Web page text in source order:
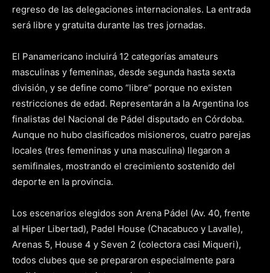
regreso de las delegaciones internacionales. La entrada
será libre y gratuita durante las tres jornadas.
El Panamericano incluirá 12 categorías amateurs
masculinas y femeninas, desde segunda hasta sexta
división, y se define como “libre” porque no existen
restricciones de edad. Representarán a la Argentina los
finalistas del Nacional de Pádel disputado en Córdoba.
Aunque no hubo clasificados misioneros, cuatro parejas
locales (tres femeninas y una masculina) llegaron a
semifinales, mostrando el crecimiento sostenido del
deporte en la provincia.
Los escenarios elegidos son Arena Pádel (Av. 40, frente
al Hiper Libertad), Padel House (Chacabuco y Lavalle),
Arenas 5, House 4 y Seven 2 (colectora casi Miqueri),
todos clubes que se prepararon especialmente para